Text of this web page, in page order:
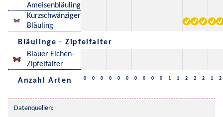
Ameisenbläuling
Kurzschwänziger
Bläuling
Bläulinge - Zipfelfalter
Blauer Eichen-
Zipfelfalter
Anzahl Arten 0 0 0 0 0 0 0 0 0 0 1 1 2 2 2 1 2
Datenquellen: